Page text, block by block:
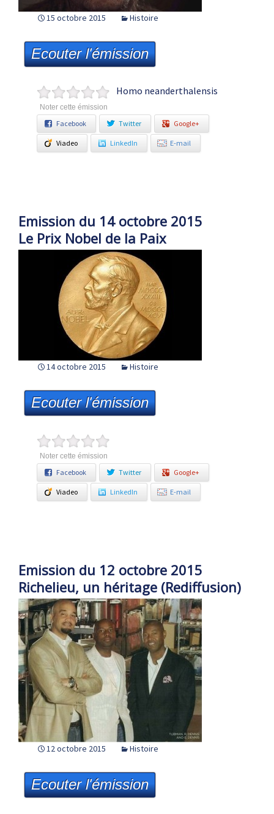
15 octobre 2015 Histoire
Ecouter l'émission
Noter cette émission
Homo neanderthalensis
Facebook Twitter Google+
Viadeo LinkedIn E-mail
Emission du 14 octobre 2015
Le Prix Nobel de la Paix
14 octobre 2015 Histoire
Ecouter l'émission
Noter cette émission
Facebook Twitter Google+
Viadeo LinkedIn E-mail
Emission du 12 octobre 2015
Richelieu, un héritage (Rediffusion)
12 octobre 2015 Histoire
Ecouter l'émission